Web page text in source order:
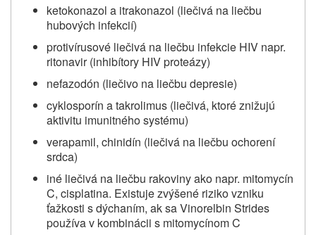
ketokonazol a itrakonazol (liečivá na liečbu
hubových infekcií)
protivírusové liečivá na liečbu infekcie HIV napr.
ritonavir (inhibítory HIV proteázy)
nefazodón (liečivo na liečbu depresie)
cyklosporín a takrolimus (liečivá, ktoré znižujú
aktivitu imunitného systému)
verapamil, chinidín (liečivá na liečbu ochorení
srdca)
iné liečivá na liečbu rakoviny ako napr. mitomycín
C, cisplatina. Existuje zvýšené riziko vzniku
ťažkosti s dýchaním, ak sa Vinorelbin Strides
používa v kombinácii s mitomycínom C